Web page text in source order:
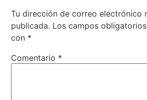
Tu dirección de correo electrónico
publicada. Los campos
con *
Comentario *